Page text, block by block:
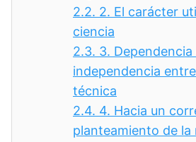
2.2. 2. El carácter
ciencia
2.3. 3. Dependencia
independencia
técnica
2.4. 4. Hacia un
planteamiento de la